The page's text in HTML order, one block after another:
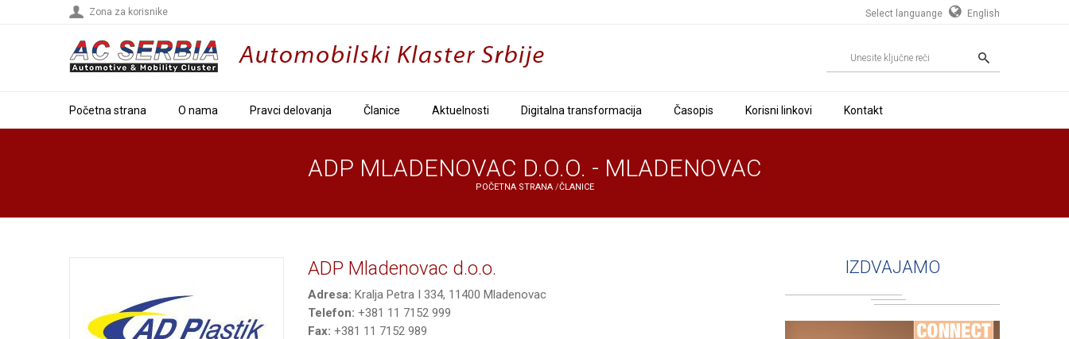
Zona za korisnike Select languange English
Početna strana O nama Pravci delovanja Članice Aktuelnosti Digitalna transformacija Časopis Korisni linkovi Kontakt
ADP MLADENOVAC D.O.O. - MLADENOVAC
POČETNA STRANA/ČLANICE
ADP Mladenovac d.o.o.
Adresa: Kralja Petra I 334, 11400 Mladenovac
Telefon: +381 11 7152 999
Fax: +381 11 7152 989
IZDVAJAMO